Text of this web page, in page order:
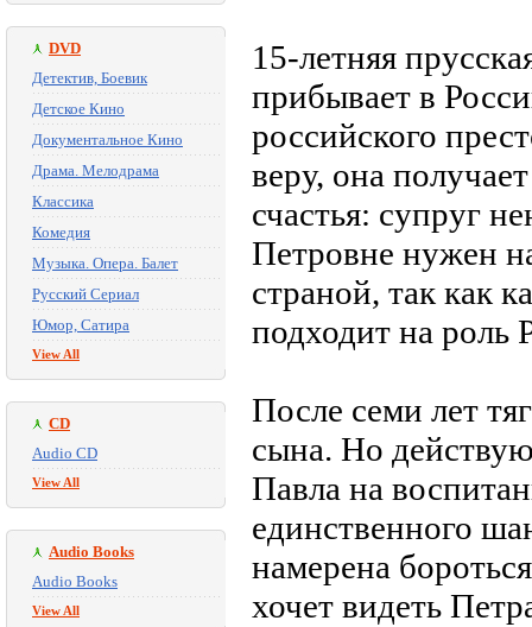
DVD
Детектив, Боевик
Детское Кино
Документальное Кино
Драма. Мелодрама
Классика
Комедия
Музыка. Опера. Балет
Русский Сериал
Юмор, Сатира
View All
CD
Audio CD
View All
Audio Books
Audio Books
View All
15-летняя
прибывает в
российского
веру, она
счастья: супруг
Петровне нужен
страной, так как
подходит на роль
После семи лет
сына. Но
Павла на
единственного
намерена
хочет видеть